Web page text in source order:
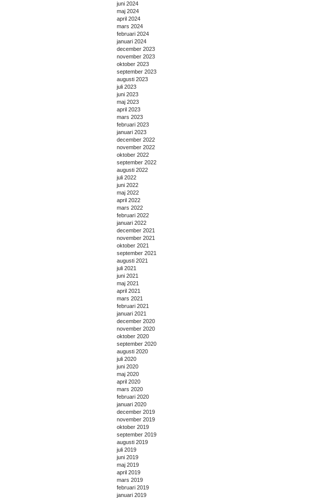
juni 2024
maj 2024
april 2024
mars 2024
februari 2024
januari 2024
december 2023
november 2023
oktober 2023
september 2023
augusti 2023
juli 2023
juni 2023
maj 2023
april 2023
mars 2023
februari 2023
januari 2023
december 2022
november 2022
oktober 2022
september 2022
augusti 2022
juli 2022
juni 2022
maj 2022
april 2022
mars 2022
februari 2022
januari 2022
december 2021
november 2021
oktober 2021
september 2021
augusti 2021
juli 2021
juni 2021
maj 2021
april 2021
mars 2021
februari 2021
januari 2021
december 2020
november 2020
oktober 2020
september 2020
augusti 2020
juli 2020
juni 2020
maj 2020
april 2020
mars 2020
februari 2020
januari 2020
december 2019
november 2019
oktober 2019
september 2019
augusti 2019
juli 2019
juni 2019
maj 2019
april 2019
mars 2019
februari 2019
januari 2019